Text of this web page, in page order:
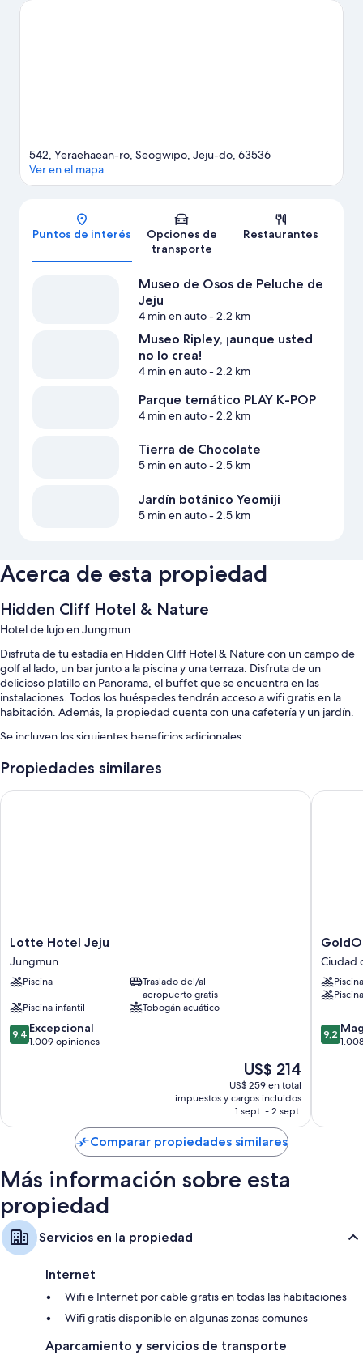
Ripley, ¡aunque usted no lo crea!. También vale la pena conocer
Mapa
542, Yeraehaean-ro, Seogwipo, Jeju-do, 63536
Ver en el mapa
Puntos de interés
Opciones de
transporte
Restaurantes
Museo de Osos de Peluche de
Jeju
4 min en auto- 2.2 km
Museo Ripley, ¡aunque usted
no lo crea!
4 min en auto- 2.2 km
Parque temático PLAY K-POP
4 min en auto- 2.2 km
Tierra de Chocolate
5 min en auto- 2.5 km
Jardín botánico Yeomiji
5 min en auto- 2.5 km
Acerca de esta propiedad
Hidden Cliff Hotel & Nature
Hotel de lujo en Jungmun
Disfruta de tu estadía en Hidden Cliff Hotel & Nature con un campo de
golf al lado, un bar junto a la piscina y una terraza. Disfruta de un
delicioso platillo en Panorama, el buffet que se encuentra en las
instalaciones. Todos los huéspedes tendrán acceso a wifi gratis en la
habitación. Además, la propiedad cuenta con una cafetería y un jardín.
Se incluyen los siguientes beneficios adicionales:
Piscina de natación con sillones reclinables de piscina
Desayuno buffet con cargo, una piscina al aire libre y un salón de
atenciones como áreas de descanso separadas y áreas de comedor
También se incluyen los siguientes servicios adicionales:
Camas plegables/adicionales con cargo y cunas gratuitas
Baños con artículos de tocador de diseñador y bidets
Televisiones de pantalla plana de 43 pulgadas con canales de
Armarios o vestidores, balcones y áreas de descanso separadas
Propiedades similares
Lotte
Hotel
Jeju
Jungmun
Lotte Hotel Jeju
Jungmun
Piscina
Traslado del/al
aeropuerto gratis
Piscina infantil
Tobogán acuático
9.4
de
9,4 Excepcional
1.009 opiniones
El
precio
actual
es
de
US$ 214
US$ 214
US$ 259 en total
impuestos y cargos incluidos
1 sept. - 2 sept.
Lotte Hotel Jeju
Hotel
&
Suites
Ciudad
Ciudad
Piscina
9.2
de
9,2
Comparar propiedades similares
Más información sobre esta
propiedad
Servicios en la propiedad
Internet
Wifi e Internet por cable gratis en todas las habitaciones
Wifi gratis disponible en algunas zonas comunes
Aparcamiento y servicios de transporte